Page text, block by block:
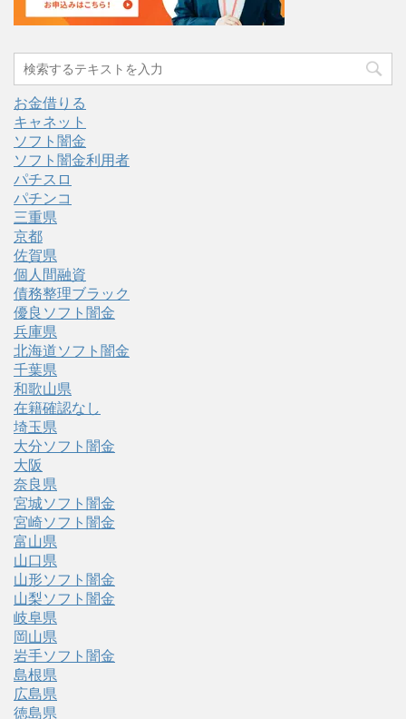
お金借りる
キャネット
ソフト闇金
ソフト闇金利用者
パチスロ
パチンコ
三重県
京都
佐賀県
個人間融資
債務整理ブラック
優良ソフト闇金
兵庫県
北海道ソフト闇金
千葉県
和歌山県
在籍確認なし
埼玉県
大分ソフト闇金
大阪
奈良県
宮城ソフト闇金
宮崎ソフト闇金
富山県
山口県
山形ソフト闇金
山梨ソフト闇金
岐阜県
岡山県
岩手ソフト闇金
島根県
広島県
徳島県